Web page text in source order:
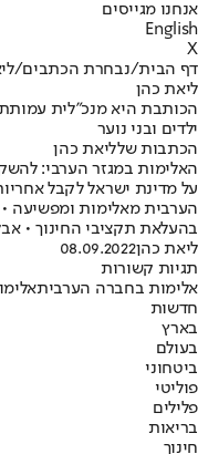
אנחנו מגייסים
English
X
דף הבית/נבחרת הכתבים/
ליאת כהן
הכותבת היא מנכ"לית עמותת
ילדים ובני נוער
הכתבות שלליאת כהן
האלימות במגזר הערבי:
על מדינת ישראל לקבל
הערבית מאלימות ומפשיעה
בהעלאת תקציבי החינוך •
ליאת כהן08.09.2022
תגיות קשורות
אלימות בחברה הערבית
חדשות
בארץ
בעולם
ביטחוני
פוליטי
פלילים
בריאות
חינוך